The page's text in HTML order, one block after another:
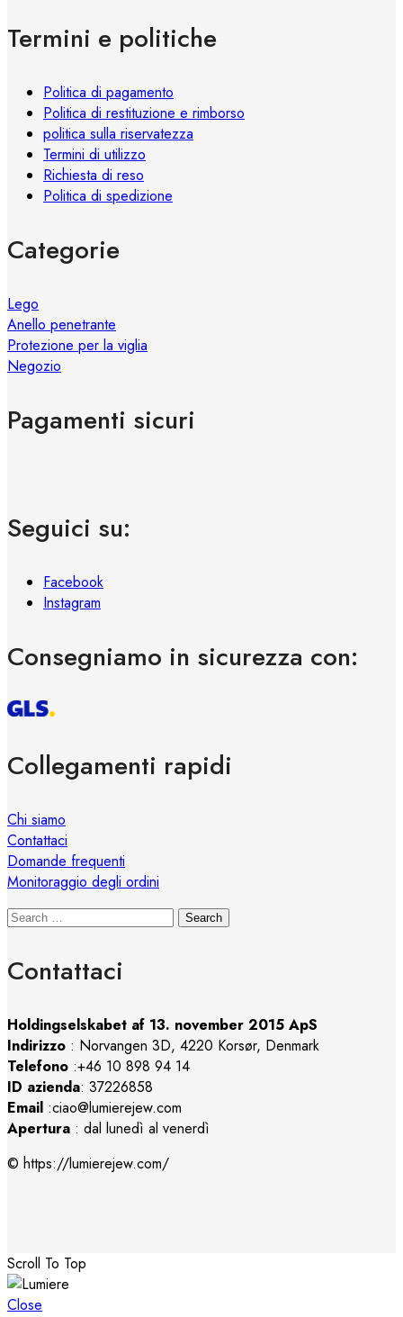
scelte
del
prodotto
Termini e politiche
Politica di pagamento
Politica di restituzione e rimborso
politica sulla riservatezza
Termini di utilizzo
Richiesta di reso
Politica di spedizione
Categorie
Lego
Anello penetrante
Protezione per la viglia
Negozio
Pagamenti sicuri
Seguici su:
Facebook
Instagram
Consegniamo in sicurezza con:
Collegamenti rapidi
Chi siamo
Contattaci
Domande frequenti
Monitoraggio degli ordini
Search
Contattaci
Holdingselskabet af 13. november 2015 ApS
Indirizzo : Norvangen 3D, 4220 Korsør, Denmark
Telefono :+46 10 898 94 14
ID azienda: 37226858
Email :ciao@lumierejew.com
Apertura : dal lunedì al venerdì
© https://lumierejew.com/
Scroll To Top
Close